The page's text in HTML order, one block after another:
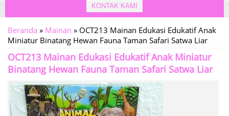
KONTAK KAMI
Beranda » Mainan » OCT213 Mainan Edukasi Edukatif Anak
Miniatur Binatang Hewan Fauna Taman Safari Satwa Liar
OCT213 Mainan Edukasi Edukatif Anak Miniatur
Binatang Hewan Fauna Taman Safari Satwa Liar